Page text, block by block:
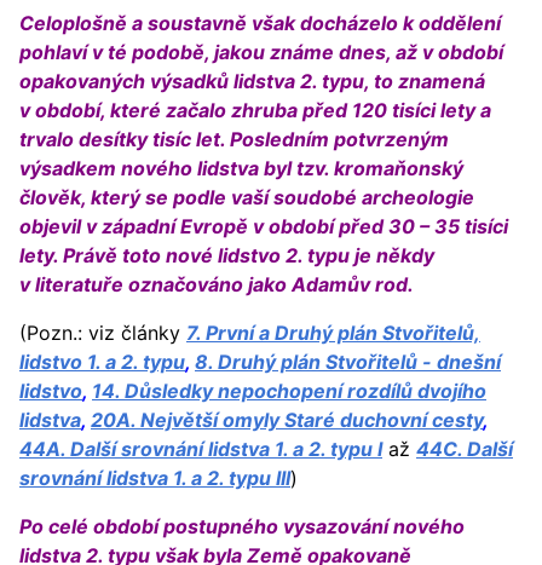
Celoplošně a soustavně však docházelo k oddělení
pohlaví v té podobě, jakou známe dnes, až v období
opakovaných výsadků lidstva 2. typu, to znamená
v období, které začalo zhruba před 120 tisíci lety a
trvalo desítky tisíc let. Posledním potvrzeným
výsadkem nového lidstva byl tzv. kromaňonský
člověk, který se podle vaší soudobé archeologie
objevil v západní Evropě v období před 30 – 35 tisíci
lety. Právě toto nové lidstvo 2. typu je někdy
v literatuře označováno jako Adamův rod.
(Pozn.: viz články 7. První a Druhý plán Stvořitelů,
lidstvo 1. a 2. typu, 8. Druhý plán Stvořitelů - dnešní
lidstvo, 14. Důsledky nepochopení rozdílů dvojího
lidstva, 20A. Největší omyly Staré duchovní cesty,
44A. Další srovnání lidstva 1. a 2. typu Iaž 44C. Další
srovnání lidstva 1. a 2. typu III)
Po celé období postupného vysazování nového
lidstva 2. typu však byla Země opakovaně